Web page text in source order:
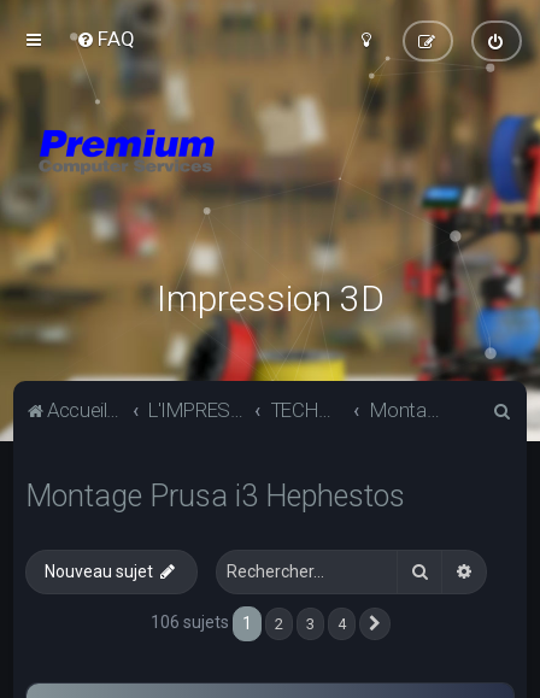
FAQ
Impression 3D
Accueil du forum L'IMPRESSION 3D TECHNIQUE Montage Prusa i3 Hephestos
Montage Prusa i3 Hephestos
Nouveau sujet Rechercher
106 sujets 1 2 3 4